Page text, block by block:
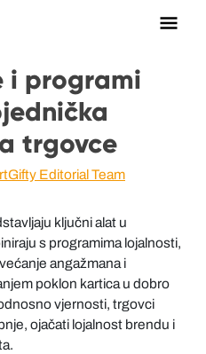
Main
i programi
trgovce
Editorial Team
ključni alat u
s programima lojalnosti,
angažmana i
poklon kartica u dobro
vjernosti, trgovci
ojačati lojalnost brendu i